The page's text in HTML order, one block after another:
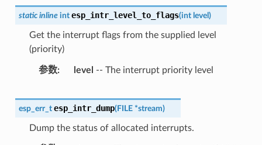
static inline int esp_intr_level_to_flags(int level )
Get the interrupt flags from the supplied level
(priority)
参数 level -- The interrupt priority level
esp_err_t esp_intr_dump(FILE *stream)
Dump the status of allocated interrupts.